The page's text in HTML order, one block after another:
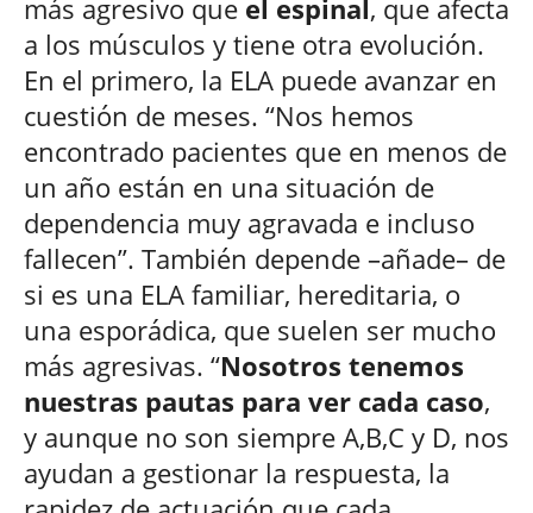
más agresivo que el espinal , que afecta
a los músculos y tiene otra evolución.
En el primero, la ELA puede avanzar en
cuestión de meses. “Nos hemos
encontrado pacientes que en menos de
un año están en una situación de
dependencia muy agravada e incluso
fallecen”. También depende –añade– de
si es una ELA familiar, hereditaria, o
una esporádica, que suelen ser mucho
más agresivas. “Nosotros tenemos
nuestras pautas para ver cada caso,
y aunque no son siempre A,B,C y D, nos
ayudan a gestionar la respuesta, la